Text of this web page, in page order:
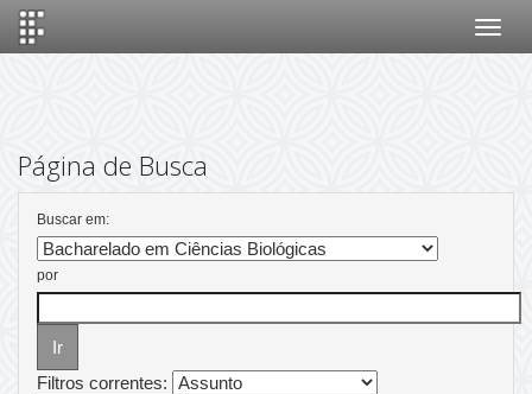
Página de Busca
Buscar em:
por
Filtros correntes: